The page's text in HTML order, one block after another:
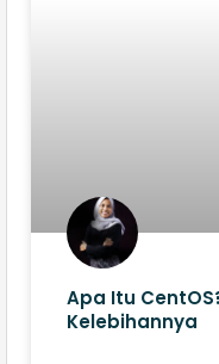
Apa Itu
Kelebihannya